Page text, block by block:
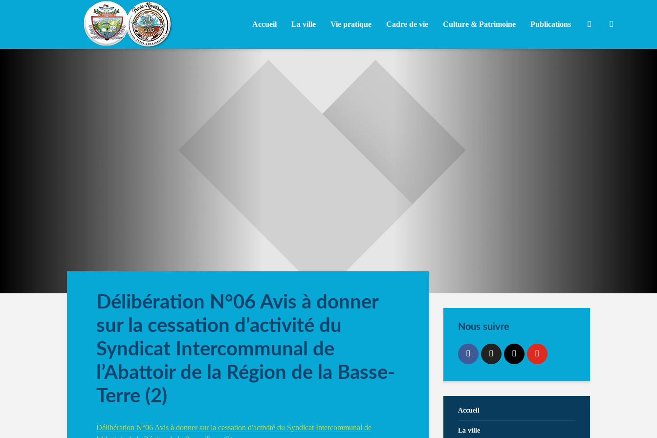
Accueil La ville Vie pratique Cadre de vie Culture & Patrimoine Publications
Délibération N°06 Avis à donner
sur la cessation d’activité du
Syndicat Intercommunal de
l’Abattoir de la Région de la Basse-
Terre (2)
Délibération N°06 Avis à donner sur la cessation d'activité du Syndicat Intercommunal de
Nous suivre
Accueil
La ville